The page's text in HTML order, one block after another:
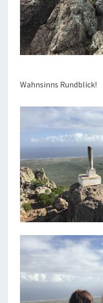
Wahnsinns Rundblick!